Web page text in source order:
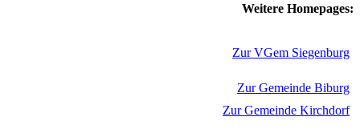
Weitere Homepages:
Zur VGem Siegenburg
Zur Gemeinde Biburg
Zur Gemeinde Kirchdorf